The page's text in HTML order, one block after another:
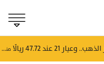
21 عند 47.72 ريالًا منذ ١٥ ساعة